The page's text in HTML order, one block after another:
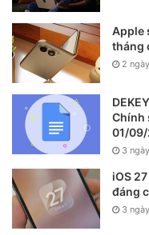
Apple
tháng
2
Chính
01/
3
iOS
đáng
3